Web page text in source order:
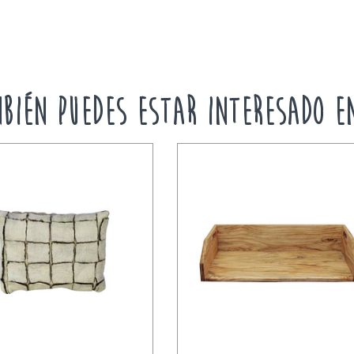
PUEDES ESTAR INTERESADO